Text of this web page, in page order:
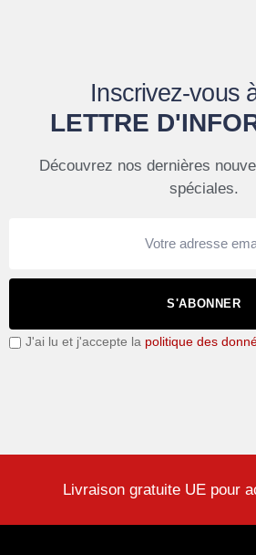
Inscrivez-vous
LETTRE
Découvrez nos dernières
spéciales.
S'ABONNER
J'ai lu et j'accepte la politique des
Livraison gratuite UE pour